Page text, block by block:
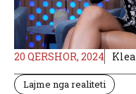
20 QERSHOR, 2024 Klea
Lajme nga realiteti